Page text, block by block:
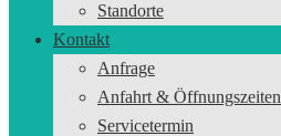
Standorte
Kontakt
Anfrage
Anfahrt & Öffnungszeiten
Servicetermin